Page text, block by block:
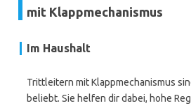
mit Klappmechanismus
Im Haushalt
Trittleitern mit Klappmechanismus
beliebt. Sie helfen dir dabei, hohe